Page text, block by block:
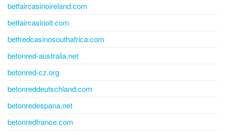
betfaircasinoireland.com
betfaircasinoit.com
betfredcasinosouthafrica.com
betonred-australia.net
betonred-cz.org
betonreddeutschland.com
betonredespana.net
betonredfrance.com